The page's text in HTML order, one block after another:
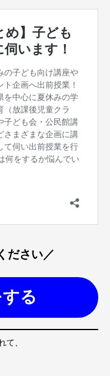
ださい／
る
て、